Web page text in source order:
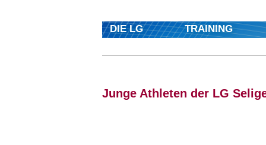
DIE LG TRAINING
Junge Athleten der LG